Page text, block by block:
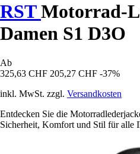
RSTMotorrad-
Damen S1 D3O
Ab
325,63 CHF 205,27 CHF -37%
inkl. MwSt. zzgl. Versandkosten
Entdecken Sie die
Sicherheit, Komfort und Stil für alle